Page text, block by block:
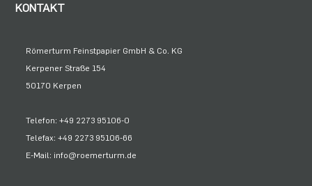
KONTAKT
Römerturm Feinstpapier GmbH & Co. KG
Kerpener Straße 154
50170 Kerpen
Telefon: +49 2273 95106-0
Telefax: +49 2273 95106-66
E-Mail: info@roemerturm.de